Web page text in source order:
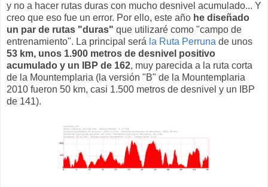
y no a hacer rutas duras con mucho desnivel acumulado... Y
creo que eso fue un error. Por ello, este año he diseñado
un par de rutas "duras" que utilizaré como "campo de
entrenamiento". La principal será la Ruta Perruna de unos
53 km, unos 1.900 metros de desnivel positivo
acumulado y un IBP de 162, muy parecida a la ruta corta
de la Mountemplaria (la versión "B" de la Mountemplaria
2010 fueron 50 km, casi 1.500 metros de desnivel y un IBP
de 141).